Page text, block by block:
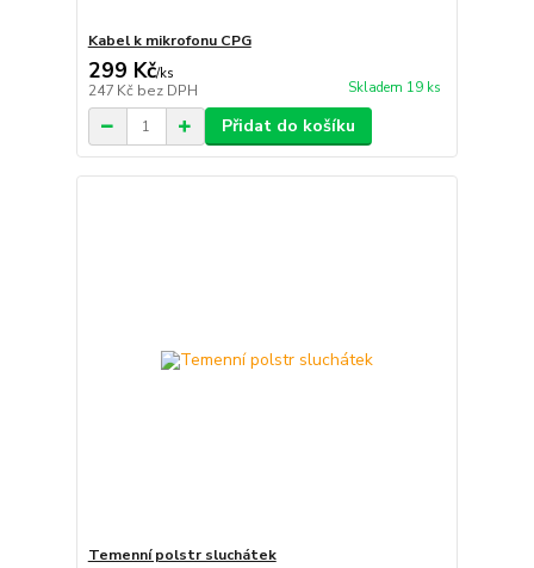
Kabel k mikrofonu CPG
299 Kč/ks
247 Kč bez DPH Skladem 19 ks
Přidat do košíku
Temenní polstr sluchátek